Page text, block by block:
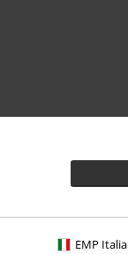
EMP Italia